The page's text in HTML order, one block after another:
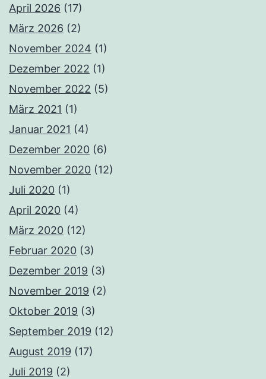
April 2026 (17)
März 2026 (2)
November 2024 (1)
Dezember 2022 (1)
November 2022 (5)
März 2021 (1)
Januar 2021 (4)
Dezember 2020 (6)
November 2020 (12)
Juli 2020 (1)
April 2020 (4)
März 2020 (12)
Februar 2020 (3)
Dezember 2019 (3)
November 2019 (2)
Oktober 2019 (3)
September 2019 (12)
August 2019 (17)
Juli 2019 (2)